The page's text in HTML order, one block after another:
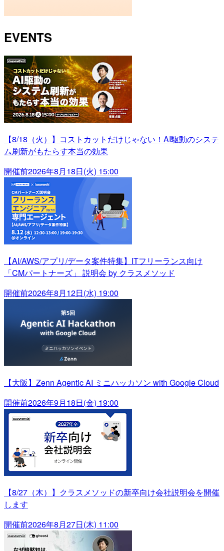
EVENTS
【8/18（火）】コストカットだけじゃない！AI駆動のシステ
ム刷新がもたらす本当の効果
開催前2026年8月18日(火) 15:00
【AI/AWS/アプリ/データ案件特集】ITフリーランス向け
「CMパートナーズ」 説明会 by クラスメソッド
開催前2026年8月12日(水) 19:00
【大阪】Zenn Agentic AI ミニハッカソン with Google Cloud
開催前2026年9月18日(金) 19:00
【8/27（木）】クラスメソッドの新卒向け会社説明会を開催
します
開催前2026年8月27日(木) 11:00